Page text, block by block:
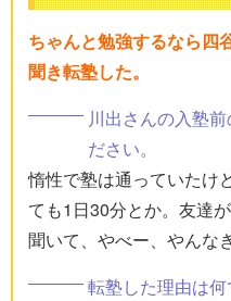
ちゃんと勉強するなら四
聞き転塾した。
川出さんの入塾
ださい。
惰性で塾は通っていたけ
ても1日30分とか。友達
聞いて、やべー、やんな
転塾した理由は何